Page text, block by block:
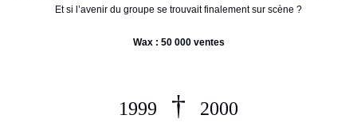
Et si l’avenir du groupe se trouvait finalement sur scène ?
Wax : 50 000 ventes
1999 † 2000